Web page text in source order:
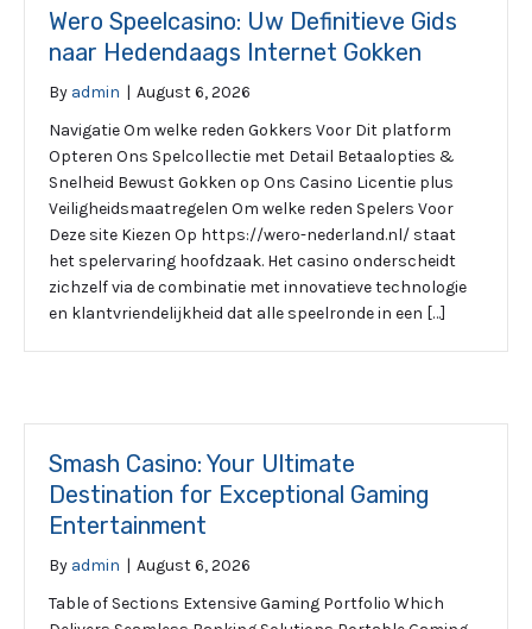
Wero Speelcasino: Uw Definitieve Gids
naar Hedendaags Internet Gokken
By admin | August 6, 2026
Navigatie Om welke reden Gokkers Voor Dit platform
Opteren Ons Spelcollectie met Detail Betaalopties &
Snelheid Bewust Gokken op Ons Casino Licentie plus
Veiligheidsmaatregelen Om welke reden Spelers Voor
Deze site Kiezen Op https://wero-nederland.nl/ staat
het spelervaring hoofdzaak. Het casino onderscheidt
zichzelf via de combinatie met innovatieve technologie
en klantvriendelijkheid dat alle speelronde in een […]
Smash Casino: Your Ultimate
Destination for Exceptional Gaming
Entertainment
By admin | August 6, 2026
Table of Sections Extensive Gaming Portfolio Which